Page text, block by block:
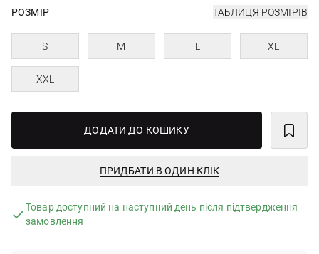
РОЗМІР ТАБЛИЦЯ РОЗМІРІВ
S M L XL
XXL
ДОДАТИ ДО КОШИКУ
ПРИДБАТИ В ОДИН КЛІК
Товар доступний на наступний день після підтвердження
замовлення